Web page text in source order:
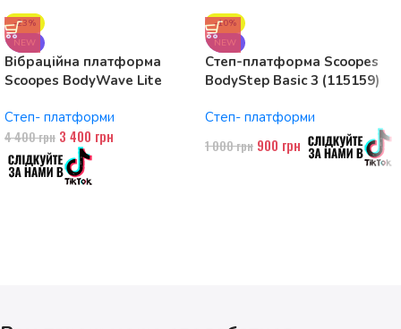
-23%
NEW
Вібраційна платформа
Scoopes BodyWave Lite
Степ- платформи
4 400грн 3 400 грн
-10%
NEW
Степ-платформа Scoopes
BodyStep Basic 3 (115159)
рівні
Степ- платформи
1 000грн 900 грн